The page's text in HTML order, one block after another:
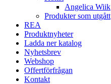
Angelica Wiik
Produkter som utgått
REA
Produktnyheter
Ladda ner katalog
Nyhetsbrev
Webshop
Offertförfrågan
Kontakt